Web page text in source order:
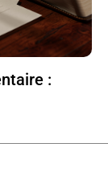
: